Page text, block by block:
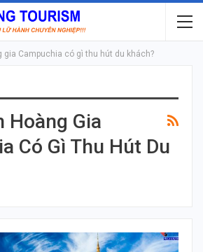
gia Campuchia có gì thu hút du khách?
Hoàng Gia
Có Gì Thu Hút Du